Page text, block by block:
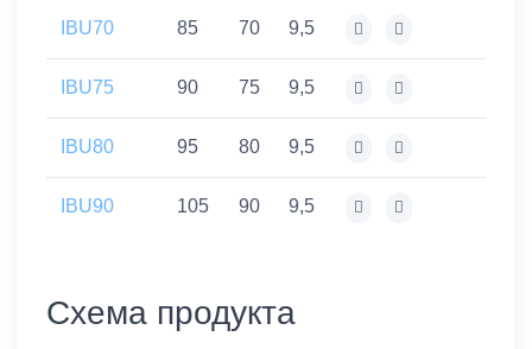
IBU70 85 70 9,5
IBU75 90 75 9,5
IBU80 95 80 9,5
IBU90 105 90 9,5
Схема продукта